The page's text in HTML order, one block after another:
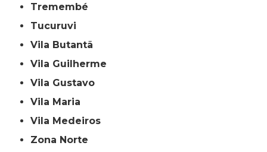
Tremembé
Tucuruvi
Vila Butantã
Vila Guilherme
Vila Gustavo
Vila Maria
Vila Medeiros
Zona Norte